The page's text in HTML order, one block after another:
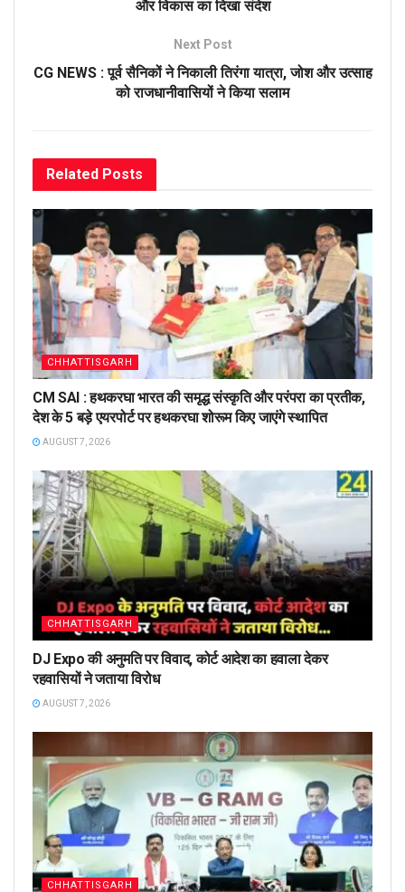
और विकास का दिखा संदेश
Next Post
CG NEWS : पूर्व सैनिकों ने निकाली तिरंगा यात्रा, जोश और उत्साह
को राजधानीवासियों ने किया सलाम
Related Posts
CHHATTISGARH
CM SAI : हथकरघा भारत की समृद्ध संस्कृति और परंपरा का प्रतीक,
देश के 5 बड़े एयरपोर्ट पर हथकरघा शोरूम किए जाएंगे स्थापित
AUGUST 7, 2026
CHHATTISGARH
DJ Expo की अनुमति पर विवाद, कोर्ट आदेश का हवाला देकर
रहवासियों ने जताया विरोध
AUGUST 7, 2026
CHHATTISGARH